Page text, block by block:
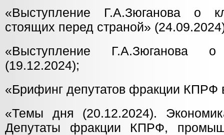
«Выступление Г.А.Зюганова о
стоящих перед страной»
«Выступление Г.А.Зюганова
(19.12.2024);
«Брифинг депутатов фракции КПРФ
«Темы дня (20.12.2024).
Депутаты фракции КПРФ,